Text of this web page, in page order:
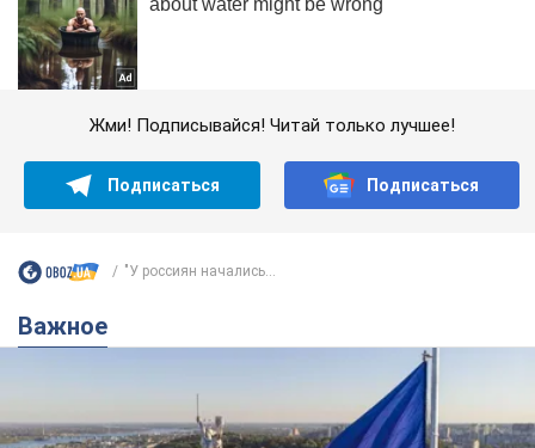
Жми! Подписывайся! Читай только лучшее!
Подписаться Подписаться
"У россиян начались...
Важное